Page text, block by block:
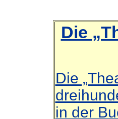
Die
Die
in der